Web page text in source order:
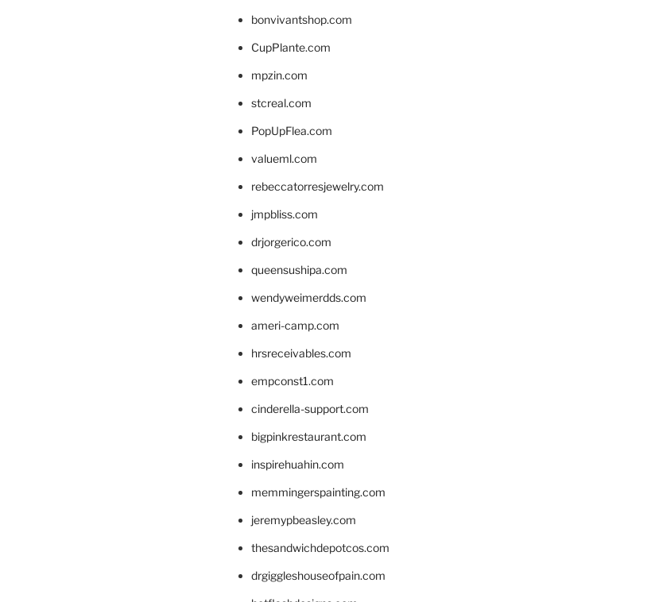
bonvivantshop.com
CupPlante.com
mpzin.com
stcreal.com
PopUpFlea.com
valueml.com
rebeccatorresjewelry.com
jmpbliss.com
drjorgerico.com
queensushipa.com
wendyweimerdds.com
ameri-camp.com
hrsreceivables.com
empconst1.com
cinderella-support.com
bigpinkrestaurant.com
inspirehuahin.com
memmingerspainting.com
jeremypbeasley.com
thesandwichdepotcos.com
drgiggleshouseofpain.com